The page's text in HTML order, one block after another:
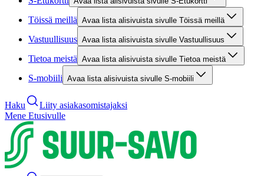
Töissä meillä Avaa lista alisivuista sivulle Töissä meillä
Vastuullisuus Avaa lista alisivuista sivulle Vastuullisuus
Tietoa meistä Avaa lista alisivuista sivulle Tietoa meistä
S-mobiili Avaa lista alisivuista sivulle S-mobiili
Haku
Liity asiakasomistajaksi
Mene Etusivulle